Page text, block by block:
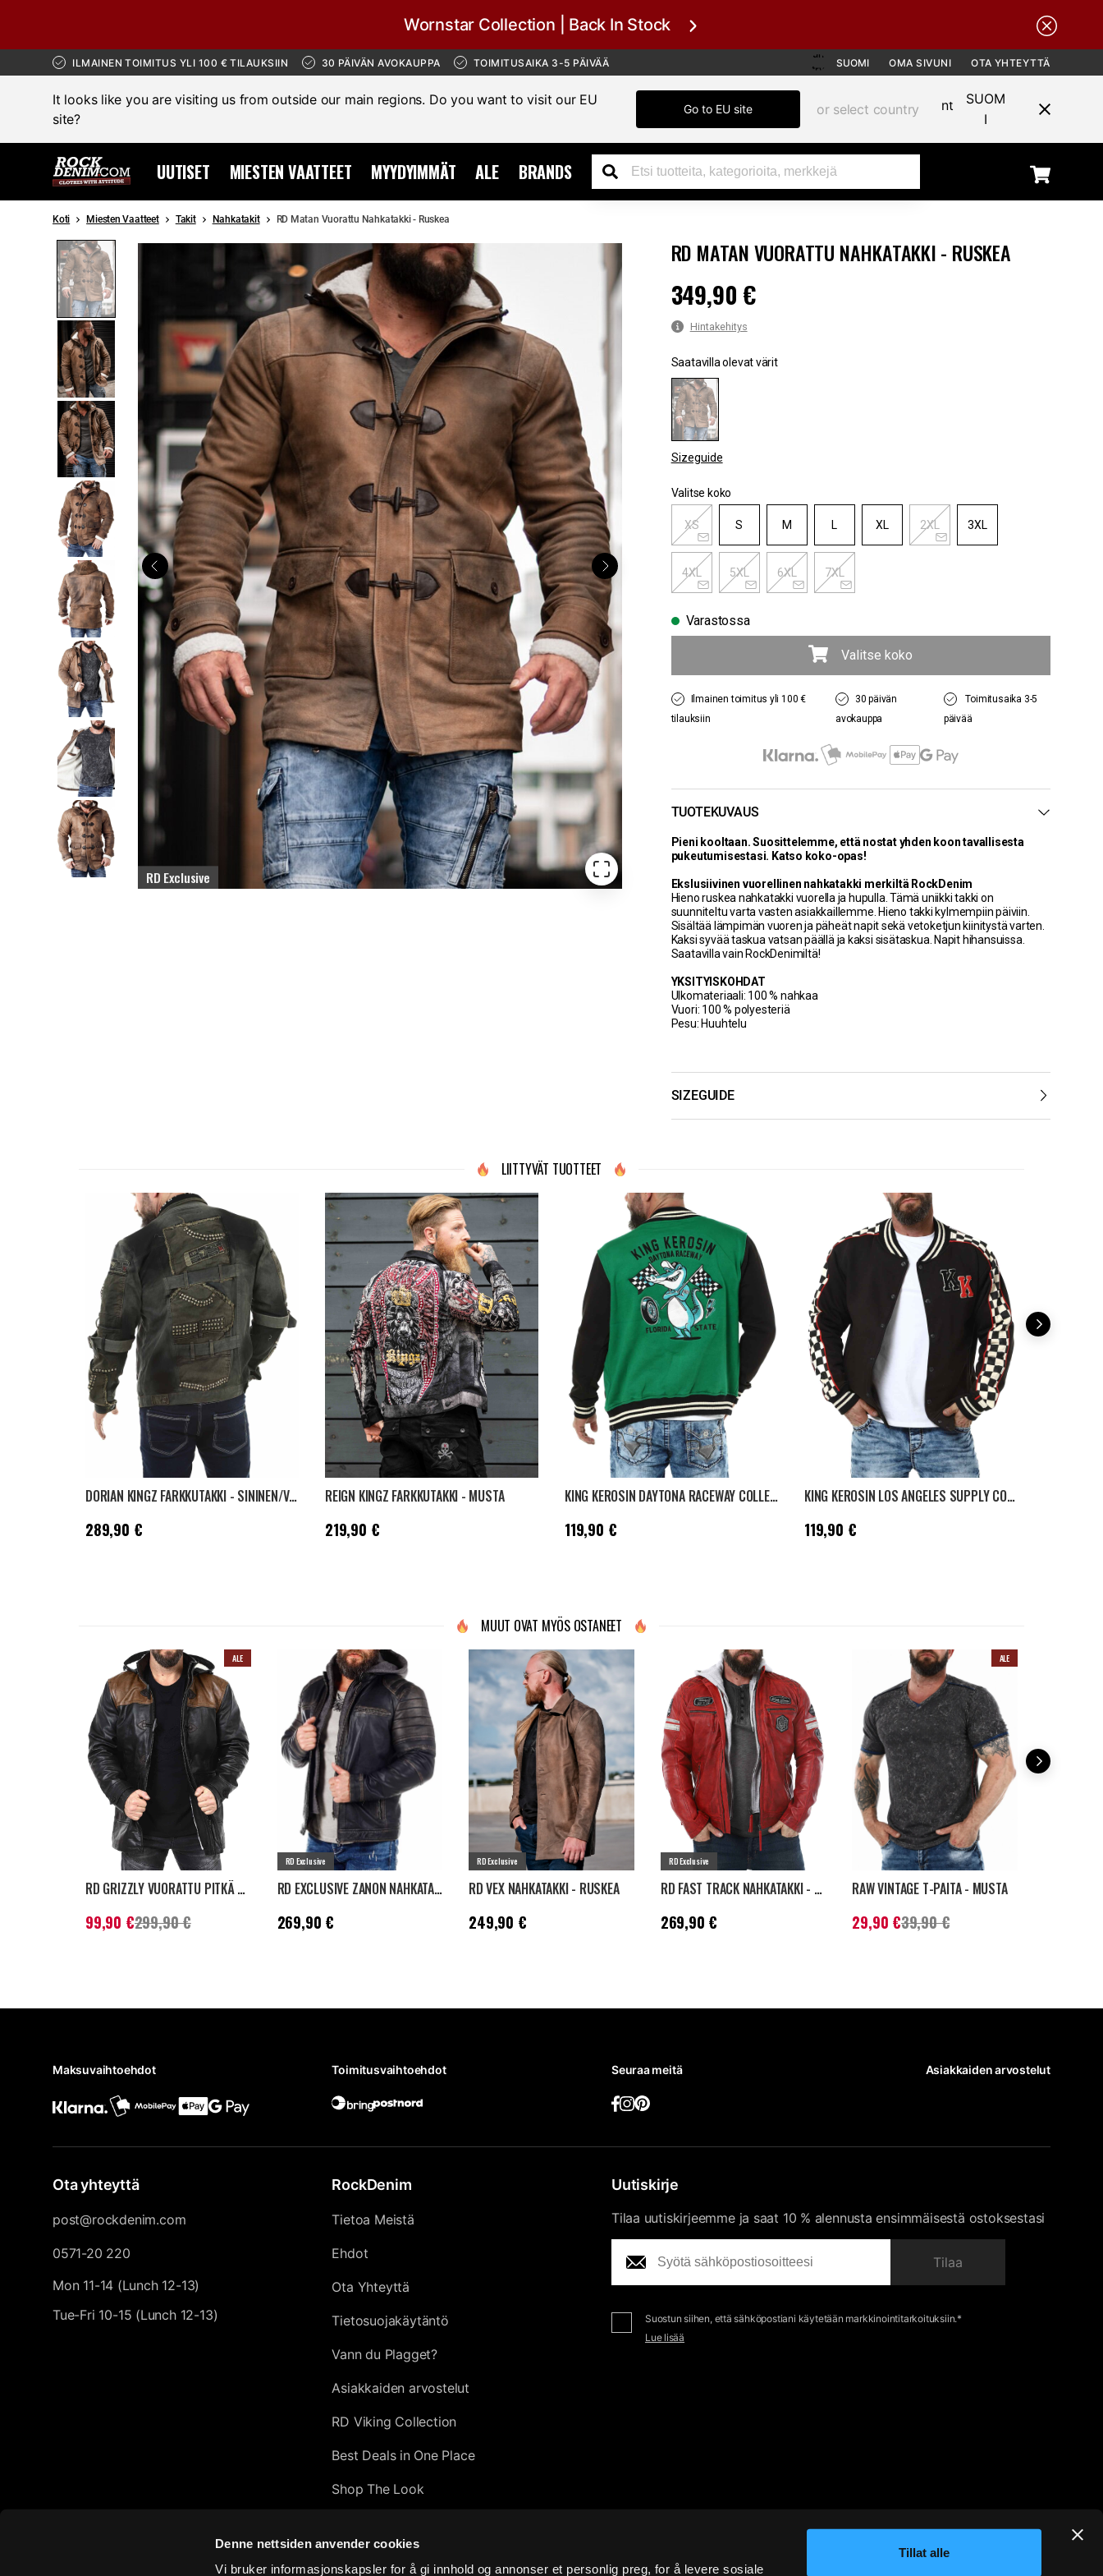
Denne nettsiden anvender cookies
Vi bruker informasjonskapsler for å gi innhold og annonser et personlig preg, for å levere sosiale
Tillat alle
Wornstar Collection | Back In Stock
ILMAINEN TOIMITUS YLI 100 € TILAUKSIIN 30 PÄIVÄN AVOKAUPPA TOIMITUSAIKA 3-5 PÄIVÄÄ SUOMI OMA SIVUNI OTA YHTEYTTÄ
It looks like you are visiting us from outside our main regions. Do you want to visit our EU
site?
Go to EU site or select country
SUOM
I
UUTISET MIESTEN VAATTEET MYYDYIMMÄT ALE BRANDS
Koti Miesten Vaatteet Takit Nahkatakit RD Matan Vuorattu Nahkatakki - Ruskea
RD Exclusive RD Exclusive
RD MATAN VUORATTU NAHKATAKKI - RUSKEA
Hinta:349,90 €
349,90 €
Hintakehitys
Saatavilla olevat värit
Sizeguide
Valitse koko
XS S M L XL 2XL 3XL
4XL 5XL 6XL 7XL
Varastossa
Valitse koko
Ilmainen toimitus yli 100 €
tilauksiin
30 päivän
avokauppa
Toimitusaika 3-5
päivää
TUOTEKUVAUS
Pieni kooltaan. Suosittelemme, että nostat yhden koon tavallisesta
pukeutumisestasi. Katso koko-opas!
Ekslusiivinen vuorellinen nahkatakki merkiltä RockDenim
Hieno ruskea nahkatakki vuorella ja hupulla. Tämä uniikki takki on
suunniteltu varta vasten asiakkaillemme. Hieno takki kylmempiin päiviin.
Sisältää lämpimän vuoren ja päheät napit sekä vetoketjun kiinitystä varten.
Kaksi syvää taskua vatsan päällä ja kaksi sisätaskua. Napit hihansuissa.
Saatavilla vain RockDenimiltä!
YKSITYISKOHDAT
Ulkomateriaali: 100 % nahkaa
Vuori: 100 % polyesteriä
Pesu: Huuhtelu
SIZEGUIDE
LIITTYVÄT TUOTTEET
DORIAN KINGZ FARKKUTAKKI - SININEN/VIHREÄ
Hinta :289,90 €
289,90 €
REIGN KINGZ FARKKUTAKKI - MUSTA
Hinta :219,90 €
219,90 €
KING KEROSIN DAYTONA RACEWAY COLLEGETAKKI - VIHREÄ
Hinta:119,90 €
119,90 €
KING KEROSIN LOS ANGELES SUPPLY CO COLLEGETAKKI - MUSTA
Hinta:119,90 €
119,90 €
MUUT OVAT MYÖS OSTANEET
ALE
RD GRIZZLY VUORATTU PITKÄ NAHKATAKKI - MUSTA
Nykyinen hinta:99,90 €
hinta
299,90 €
99,90 €299,90 €
RD Exclusive
RD EXCLUSIVE ZANON NAHKATAKKI - DIRTY BLACK
Hinta :269,90 €
269,90 €
RD Exclusive
RD VEX NAHKATAKKI - RUSKEA
Hinta :249,90 €
249,90 €
RD Exclusive
RD FAST TRACK NAHKATAKKI - PUNAINEN
Hinta :269,90 €
269,90 €
ALE
RAW VINTAGE T-PAITA - MUSTA
Nykyinen hinta:29,90 €
hinta
39,90 €
29,90 €39,90 €
Maksuvaihtoehdot Toimitusvaihtoehdot Seuraa meitä Asiakkaiden arvostelut
Ota yhteyttä
post@rockdenim.com
0571-20 220
Mon 11-14 (Lunch 12-13)
Tue-Fri 10-15 (Lunch 12-13)
RockDenim
Tietoa Meistä
Ehdot
Ota Yhteyttä
Tietosuojakäytäntö
Vann du Plagget?
Asiakkaiden arvostelut
RD Viking Collection
Best Deals in One Place
Shop The Look
Uutiskirje
Tilaa uutiskirjeemme ja saat 10 % alennusta ensimmäisestä ostoksestasi
Tilaa
Suostun siihen, että sähköpostiani käytetään markkinointitarkoituksiin.*
Lue lisää